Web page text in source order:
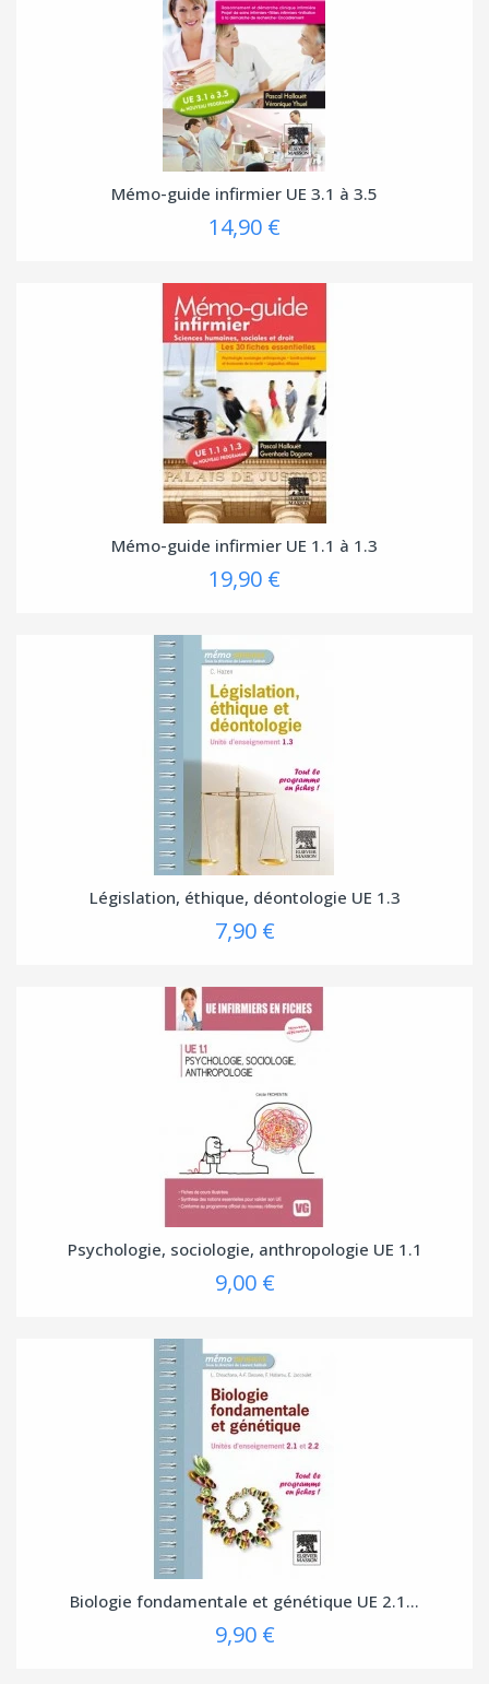
Mémo-guide infirmier UE 3.1 à 3.5
14,90 €
Mémo-guide infirmier UE 1.1 à 1.3
19,90 €
Législation, éthique, déontologie UE 1.3
7,90 €
Psychologie, sociologie, anthropologie UE 1.1
9,00 €
Biologie fondamentale et génétique UE 2.1...
9,90 €